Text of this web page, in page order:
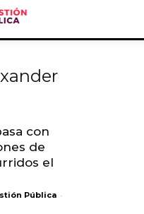
con
de
el
Pública -